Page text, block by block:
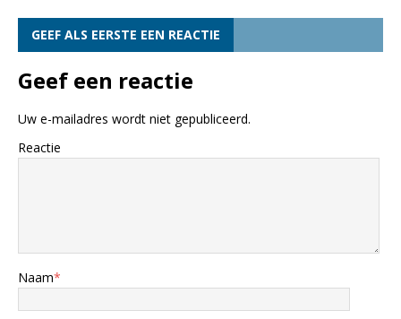
GEEF ALS EERSTE EEN REACTIE
Geef een reactie
Uw e-mailadres wordt niet gepubliceerd.
Reactie
Naam*